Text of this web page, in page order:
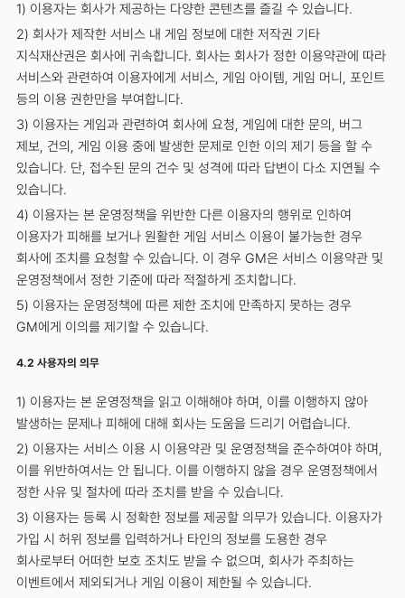
1) 이용자는 회사가 제공하는 다양한 콘텐츠를 즐길 수 있습니다.
2) 회사가 제작한 서비스 내 게임 정보에 대한 저작권 기타
지식재산권은 회사에 귀속합니다. 회사는 회사가 정한 이용약관에 따라
서비스와 관련하여 이용자에게 서비스, 게임 아이템, 게임 머니, 포인트
등의 이용 권한만을 부여합니다.
3) 이용자는 게임과 관련하여 회사에 요청, 게임에 대한 문의, 버그
제보, 건의, 게임 이용 중에 발생한 문제로 인한 이의 제기 등을 할 수
있습니다. 단, 접수된 문의 건수 및 성격에 따라 답변이 다소 지연될 수
있습니다.
4) 이용자는 본 운영정책을 위반한 다른 이용자의 행위로 인하여
이용자가 피해를 보거나 원활한 게임 서비스 이용이 불가능한 경우
회사에 조치를 요청할 수 있습니다. 이 경우 GM은 서비스 이용약관 및
운영정책에서 정한 기준에 따라 적절하게 조치합니다.
5) 이용자는 운영정책에 따른 제한 조치에 만족하지 못하는 경우
GM에게 이의를 제기할 수 있습니다.
4.2 사용자의 의무
1) 이용자는 본 운영정책을 읽고 이해해야 하며, 이를 이행하지 않아
발생하는 문제나 피해에 대해 회사는 도움을 드리기 어렵습니다.
2) 이용자는 서비스 이용 시 이용약관 및 운영정책을 준수하여야 하며,
이를 위반하여서는 안 됩니다. 이를 이행하지 않을 경우 운영정책에서
정한 사유 및 절차에 따라 조치를 받을 수 있습니다.
3) 이용자는 등록 시 정확한 정보를 제공할 의무가 있습니다. 이용자가
가입 시 허위 정보를 입력하거나 타인의 정보를 도용한 경우
회사로부터 어떠한 보호 조치도 받을 수 없으며, 회사가 주최하는
이벤트에서 제외되거나 게임 이용이 제한될 수 있습니다.